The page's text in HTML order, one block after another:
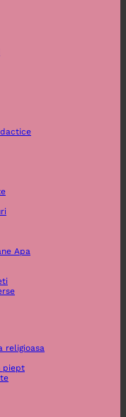
Apa
religioasa
piept